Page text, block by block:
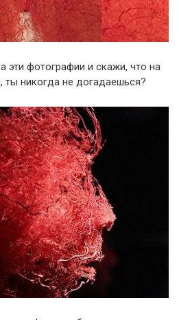
эти фотографии и скажи, что на
ты никогда не догадаешься?